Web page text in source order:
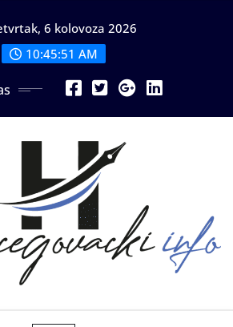
6 kolovoza 2026
10:45:53 AM